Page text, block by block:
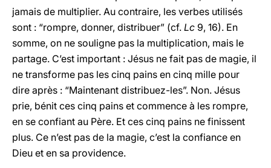
jamais de multiplier. Au contraire, les verbes utilisés
sont : “rompre, donner, distribuer” (cf. Lc 9, 16). En
somme, on ne souligne pas la multiplication, mais le
partage. C’est important : Jésus ne fait pas de magie, il
ne transforme pas les cinq pains en cinq mille pour
dire après : “Maintenant distribuez-les”. Non. Jésus
prie, bénit ces cinq pains et commence à les rompre,
en se confiant au Père. Et ces cinq pains ne finissent
plus. Ce n’est pas de la magie, c’est la confiance en
Dieu et en sa providence.